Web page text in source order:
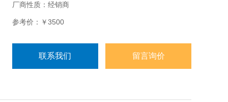
厂商性质：经销商
参考价：￥3500
联系我们 留言询价